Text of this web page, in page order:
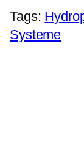
Tags:
Systeme